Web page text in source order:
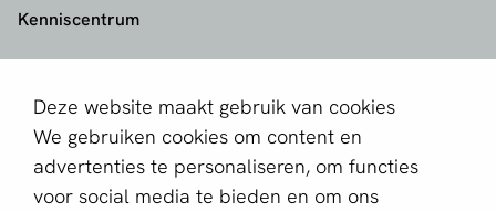
Deze website maakt gebruik van cookies
We gebruiken cookies om content en
advertenties te personaliseren, om functies
voor social media te bieden en om ons
Kenniscentrum
Contact
Over ons
Partner worden